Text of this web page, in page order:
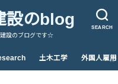
SEARCH
設のblog
設のブログです☆
土木工学 外国人雇用